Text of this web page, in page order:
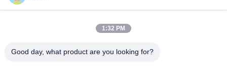
Быстрые Ссылки
Продукты
1:32 PM
Good day, what product are you looking for?